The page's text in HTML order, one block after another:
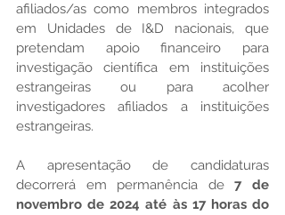
afiliados/as como membros integrados
em Unidades de I&D nacionais, que
pretendam apoio financeiro para
investigação científica em instituições
estrangeiras ou para acolher
investigadores afiliados a instituições
estrangeiras.
A apresentação de candidaturas
decorrerá em permanência de 7 de
novembro de 2024 até às 17 horas do